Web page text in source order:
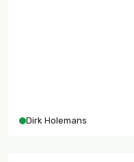
Dirk Holemans